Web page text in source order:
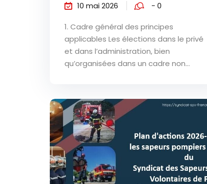
10 mai 2026 - 0
1. Cadre général des principes
applicables Les élections dans le privé
et dans l’administration, bien
qu’organisées dans un cadre non...